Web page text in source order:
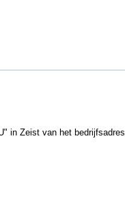
in Zeist van het bedrijfsadres